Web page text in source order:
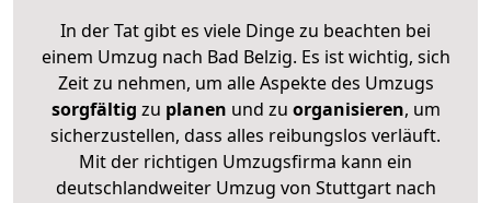
In der Tat gibt es viele Dinge zu beachten bei
einem Umzug nach Bad Belzig. Es ist wichtig, sich
Zeit zu nehmen, um alle Aspekte des Umzugs
sorgfältig zu planen und zu organisieren, um
sicherzustellen, dass alles reibungslos verläuft.
Mit der richtigen Umzugsfirma kann ein
deutschlandweiter Umzug von Stuttgart nach